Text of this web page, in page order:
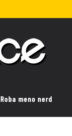
Roba meno nerd